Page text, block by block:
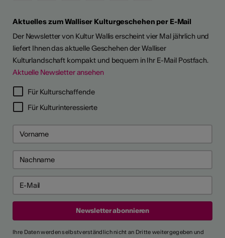
Aktuelles zum Walliser Kulturgeschehen per E-Mail
Der Newsletter von Kultur Wallis erscheint vier Mal jährlich und
liefert Ihnen das aktuelle Geschehen der Walliser
Kulturlandschaft kompakt und bequem in Ihr E-Mail Postfach.
Aktuelle Newsletter ansehen
Für Kulturschaffende
Für Kulturinteressierte
Ihre Daten werden selbstverständlich nicht an Dritte weitergegeben und